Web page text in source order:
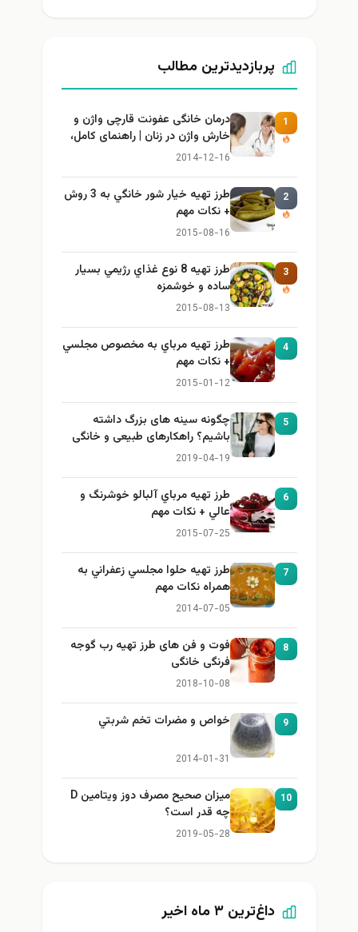
پربازدیدترین مطالب
1
درمان خانگی عفونت قارچی واژن و
خارش واژن در زنان | راهنمای کامل،
ایمن و کاربردی
2014-12-16
2
طرز تهيه خیار شور خانگي به 3 روش
+ نكات مهم
2015-08-16
3
طرز تهيه 8 نوع غذاي رژيمي بسيار
ساده و خوشمزه
2015-08-13
4
طرز تهيه مرباي به مخصوص مجلسي
+ نكات مهم
2015-01-12
5
چگونه سینه های بزرگ داشته
باشیم؟ راهکارهای طبیعی و خانگی
برای بزرگ کردن سینه
2019-04-19
6
طرز تهيه مرباي آلبالو خوشرنگ و
عالي + نكات مهم
2015-07-25
7
طرز تهيه حلوا مجلسي زعفراني به
همراه نكات مهم
2014-07-05
8
فوت و فن های طرز تهیه رب گوجه
فرنگی خانگی
2018-10-08
9 خواص و مضرات تخم شربتي
2014-01-31
10
میزان صحیح مصرف دوز ویتامین D
چه قدر است؟
2019-05-28
داغ‌ترین ۳ ماه اخیر